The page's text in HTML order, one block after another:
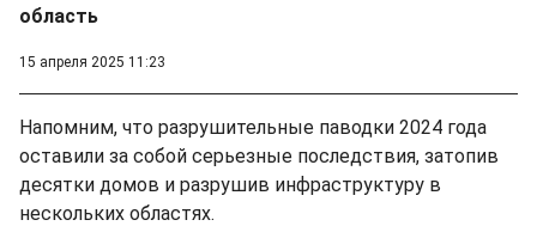
область
15 апреля 2025 11:23
Напомним, что разрушительные паводки 2024 года
оставили за собой серьезные последствия, затопив
десятки домов и разрушив инфраструктуру в
нескольких областях.